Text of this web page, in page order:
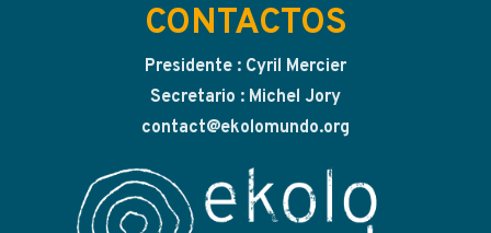
CONTACTOS
Presidente : Cyril Mercier
Secretario : Michel Jory
contact@ekolomundo.org